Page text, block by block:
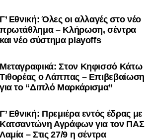
Γ’ Εθνική: Όλες οι αλλαγές στο νέο
πρωτάθλημα – Κλήρωση, σέντρα
και νέο σύστημα playoffs
Μεταγραφικά: Στον Κηφισσό Κάτω
Τιθορέας ο Λάππας – Επιβεβαίωση
για το “Διπλό Μαρκάρισμα”
Γ’ Εθνική: Πρεμιέρα εντός έδρας με
Κατσαντώνη Αγράφων για τον ΠΑΣ
Λαμία – Στις 27/9 η σέντρα